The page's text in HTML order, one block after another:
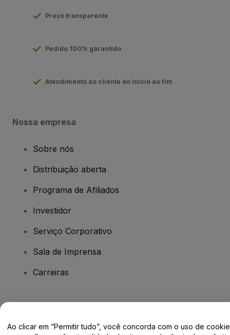
Preço transparente
Pedido 100% garantido
Atendimento ao cliente do início ao fim
Nossa empresa
Sobre nós
Distribuição aberta
Programa de Afiliados
Investidor
Serviço Corporativo
Sala de Imprensa
Carreiras
Ao clicar em “Permitir tudo”, você concorda com o uso de